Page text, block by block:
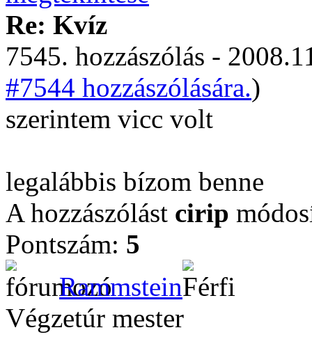
Re: Kvíz
7545. hozzászólás -
#7544 hozzászólására.)
szerintem vicc volt
legalábbis bízom benne
A hozzászólást cirip
Pontszám: 5
Rammstein
Végzetúr mester